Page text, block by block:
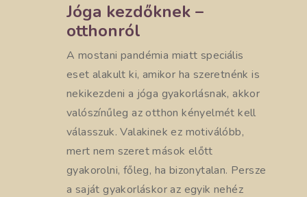
Jóga kezdőknek –
otthonról
A mostani pandémia miatt speciális
eset alakult ki, amikor ha szeretnénk is
nekikezdeni a jóga gyakorlásnak, akkor
valószínűleg az otthon kényelmét kell
válasszuk. Valakinek ez motiválóbb,
mert nem szeret mások előtt
gyakorolni, főleg, ha bizonytalan. Persze
a saját gyakorláskor az egyik nehéz